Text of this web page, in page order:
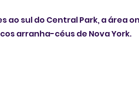
ao sul do Central Park, a área
arranha-céus de Nova York.